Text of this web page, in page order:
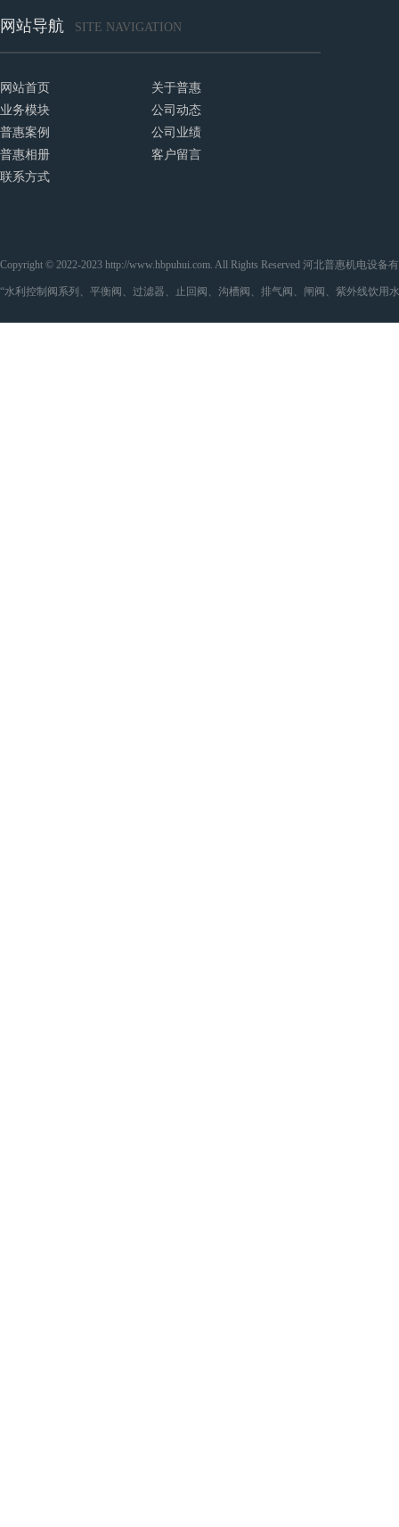
网站导航 SITE NAVIGATION
网站首页
关于普惠
业务模块
公司动态
普惠案例
公司业绩
普惠相册
客户留言
联系方式
Copyright © 2022-2023 http://www.hbpuhui.com. All Rights Reserved 河北普惠机电设
“水利控制阀系列、平衡阀、过滤器、止回阀、沟槽阀、排气阀、闸阀、紫外线饮用